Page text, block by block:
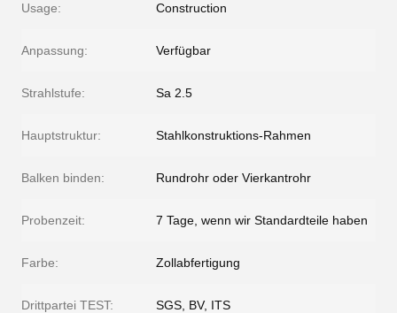
Usage: Construction
Anpassung: Verfügbar
Strahlstufe: Sa 2.5
Hauptstruktur: Stahlkonstruktions-Rahmen
Balken binden: Rundrohr oder Vierkantrohr
Probenzeit: 7 Tage, wenn wir Standardteile haben
Farbe: Zollabfertigung
Drittpartei TEST: SGS, BV, ITS